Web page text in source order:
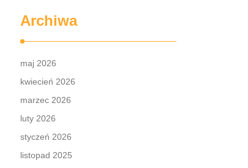
Archiwa
maj 2026
kwiecień 2026
marzec 2026
luty 2026
styczeń 2026
listopad 2025